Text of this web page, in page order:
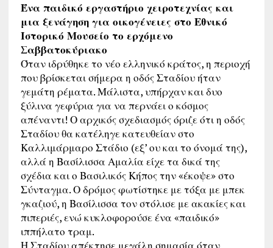
Ένα παιδικό εργαστήριο χειροτεχνίας και
μια ξενάγηση για οικογένειες στο Εθνικό
Ιστορικό Μουσείο το ερχόμενο
Σαββατοκύριακο
Όταν ιδρύθηκε το νέο ελληνικό κράτος, η περιοχή
που βρίσκεται σήμερα η οδός Σταδίου ήταν
γεμάτη ρέματα. Μάλιστα, υπήρχαν και δυο
ξύλινα γεφύρια για να περνάει ο κόσμος
απέναντι! Ο αρχικός σχεδιασμός όριζε ότι η οδός
Σταδίου θα κατέληγε κατευθείαν στο
Καλλιμάρμαρο Στάδιο (εξ’ ου και το όνομά της),
αλλά η Βασίλισσα Αμαλία είχε τα δικά της
σχέδια και ο Βασιλικός Κήπος την «έκοψε» στο
Σύνταγμα. Ο δρόμος φωτίστηκε με τόξα με μπεκ
γκαζιού, η Βασίλισσα τον στόλισε με ακακίες και
πιπεριές, ενώ κυκλοφορούσε ένα «παιδικό»
ιππήλατο τραμ.